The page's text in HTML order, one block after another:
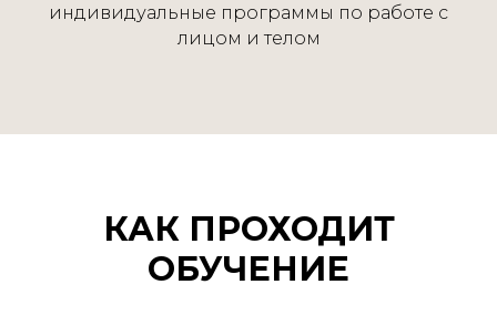
индивидуальные программы по работе с
лицом и телом
КАК ПРОХОДИТ
ОБУЧЕНИЕ